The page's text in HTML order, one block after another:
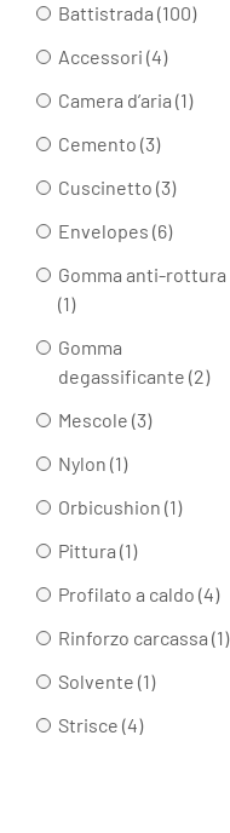
Battistrada (100)
Accessori (4)
Camera d’aria (1)
Cemento (3)
Cuscinetto (3)
Envelopes (6)
Gomma anti-rottura
(1)
Gomma
degassificante (2)
Mescole (3)
Nylon (1)
Orbicushion (1)
Pittura (1)
Profilato a caldo (4)
Rinforzo carcassa (1)
Solvente (1)
Strisce (4)